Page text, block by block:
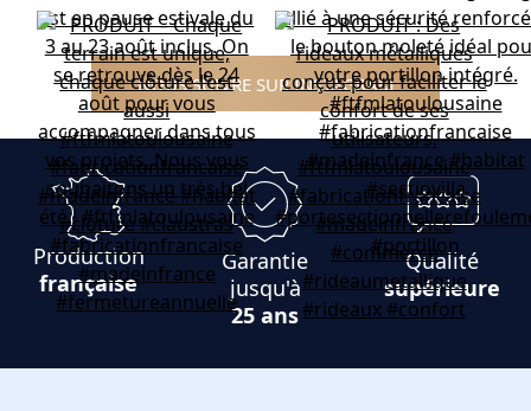
NOUS SUIVRE SUR INSTAGRAM
Production
française
Garantie
jusqu'à
25 ans
Qualité
supérieure